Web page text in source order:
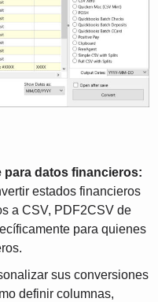
para datos financieros:
estados financieros
a CSV, PDF2CSV de
para quienes
sus conversiones
definir columnas,